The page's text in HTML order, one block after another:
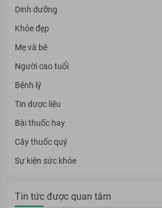
Dinh dưỡng
Khỏe đẹp
Mẹ và bé
Người cao tuổi
Bệnh lý
Tin dược liệu
Bài thuốc hay
Cây thuốc quý
Sự kiện sức khỏe
Tin tức được quan tâm